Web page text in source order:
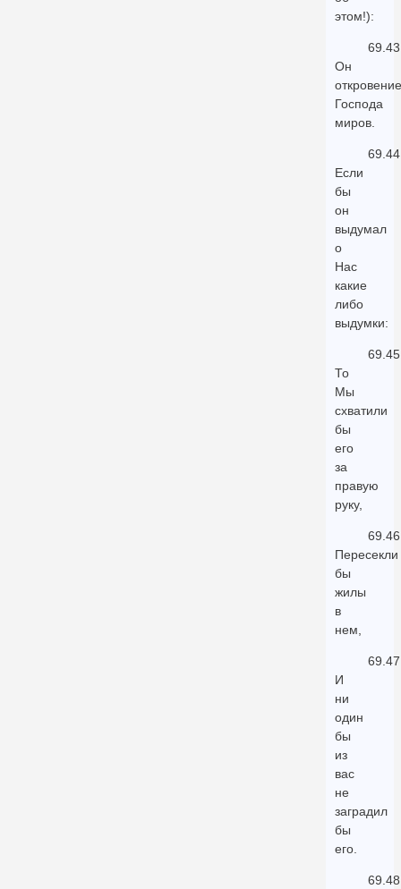
этом!):
69.43
Он
откровение
Господа
миров.
69.44
Если
бы
он
выдумал
о
Нас
какие
либо
выдумки:
69.45
То
Мы
схватили
бы
его
за
правую
руку,
69.46
Пересекли
бы
жилы
в
нем,
69.47
И
ни
один
бы
из
вас
не
заградил
бы
его.
69.48